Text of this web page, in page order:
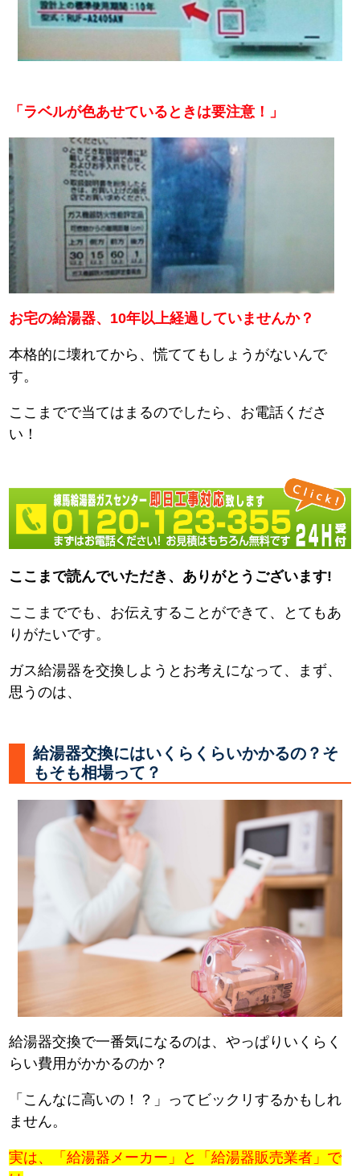
「ラベルが色あせているときは要注意！」
お宅の給湯器、10年以上経過していませんか？
本格的に壊れてから、慌ててもしょうがないんで
す。
ここまでで当てはまるのでしたら、お電話くださ
い！
ここまで読んでいただき、ありがとうございます!
ここまででも、お伝えすることができて、とてもあ
りがたいです。
ガス給湯器を交換しようとお考えになって、まず、
思うのは、
給湯器交換にはいくらくらいかかるの？そ
もそも相場って？
給湯器交換で一番気になるのは、やっぱりいくらく
らい費用がかかるのか？
「こんなに高いの！？」ってビックリするかもしれ
ません。
実は、「給湯器メーカー」と「給湯器販売業者」で